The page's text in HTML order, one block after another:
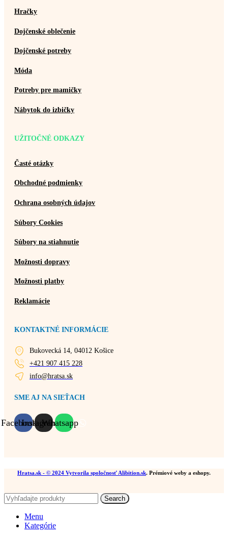
Hračky
Dojčenské oblečenie
Dojčenské potreby
Móda
Potreby pre mamičky
Nábytok do izbičky
UŽITOČNÉ ODKAZY
Časté otázky
Obchodné podmienky
Ochrana osobných údajov
Súbory Cookies
Súbory na stiahnutie
Možnosti dopravy
Možnosti platby
Reklamácie
KONTAKTNÉ INFORMÁCIE
Bukovecká 14, 04012 Košice
+421 907 415 228
info@hratsa.sk
SME AJ NA SIEŤACH
FacebookInstagramWhatsapp
Hratsa.sk - © 2024 Vytvorila spoločnosť Alibition.sk. Prémiové weby a eshopy.
Search
Menu
Kategórie